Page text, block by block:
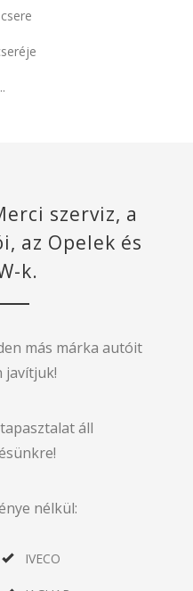
szerviz, a
az Opelek és
k.
más márka autóit
javítjuk!
áll
nélkül:
IVECO